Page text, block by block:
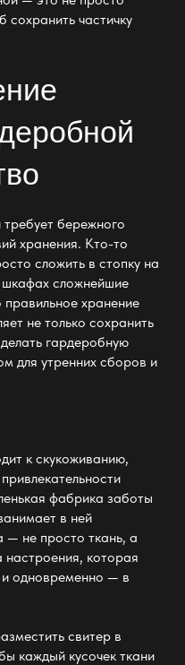
сохранить частичку
бережного
хранения. Кто-то
сложить в стопку на
шкафах сложнейшие
хранение
не только сохранить
гардеробную
для утренних сборов и
к скукоживанию,
фабрика заботы
в ней
— не просто ткань, а
настроения, которая
и одновременно — в
свитер в
каждый кусочек ткани